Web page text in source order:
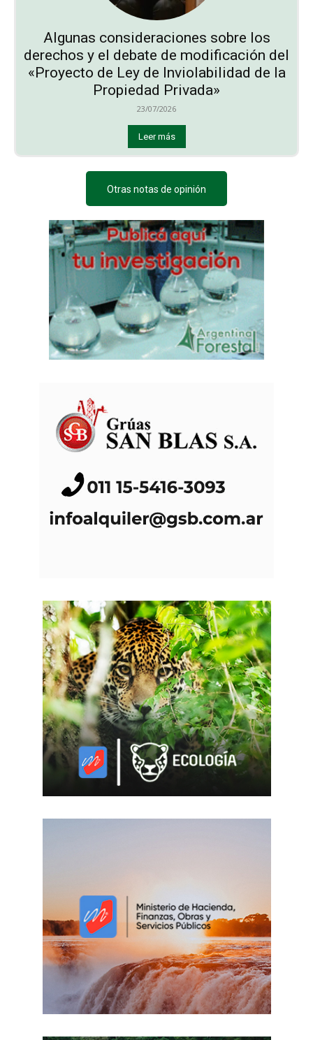
Algunas consideraciones sobre los
derechos y el debate de modificación del
«Proyecto de Ley de Inviolabilidad de la
Propiedad Privada»
23/07/2026
Leer más
Otras notas de opinión